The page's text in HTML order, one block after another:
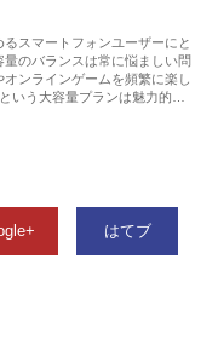
スマートフォンユーザーにと
のバランスは常に悩ましい問
ンラインゲームを頻繁に楽し
いう大容量プランは魅力的…
はてブ